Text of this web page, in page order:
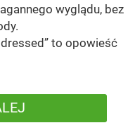
wyglądu, bez
to opowieść